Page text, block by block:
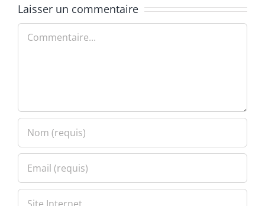
Laisser un commentaire
Commentaire